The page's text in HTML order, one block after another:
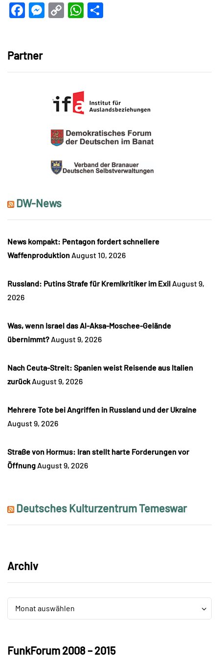
Facebook
Messenger
CopyWhatsApp
Partner
DW-News
News kompakt: Pentagon fordert schnellere
Waffenproduktion August 10, 2026
Russland: Putins Strafe für Kremlkritiker im Exil August 9,
2026
Was, wenn Israel das Al-Aksa-Moschee-Gelände
übernimmt? August 9, 2026
Nach Ceuta-Streit: Spanien weist Reisende aus Italien
zurück August 9, 2026
Mehrere Tote bei Angriffen in Russland und der Ukraine
August 9, 2026
Straße von Hormus: Iran stellt harte Forderungen vor
Öffnung August 9, 2026
Deutsches Kulturzentrum Temeswar
Archiv
Archiv
Monat auswählen
Archiv
FunkForum 2008 – 2015